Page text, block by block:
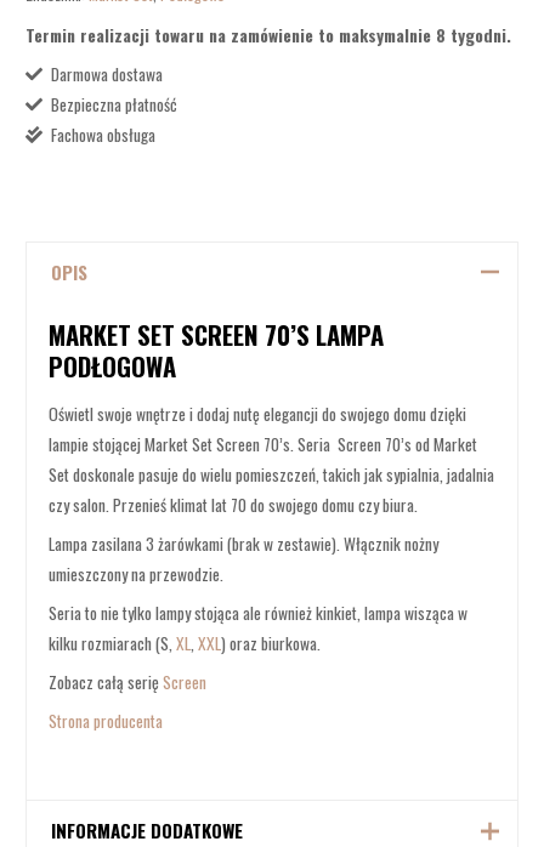
Termin realizacji towaru na zamówienie to maksymalnie 8 tygodni.
Darmowa dostawa
Bezpieczna płatność
Fachowa obsługa
OPIS
MARKET SET SCREEN 70’S LAMPA
PODŁOGOWA
Oświetl swoje wnętrze i dodaj nutę elegancji do swojego domu dzięki
lampie stojącej Market Set Screen 70’s. Seria Screen 70’s od Market
Set doskonale pasuje do wielu pomieszczeń, takich jak sypialnia, jadalnia
czy salon. Przenieś klimat lat 70 do swojego domu czy biura.
Lampa zasilana 3 żarówkami (brak w zestawie). Włącznik nożny
umieszczony na przewodzie.
Seria to nie tylko lampy stojąca ale również kinkiet, lampa wisząca w
kilku rozmiarach (S, XL XXL) oraz biurkowa.
Zobacz całą serięScreen
Strona producenta
INFORMACJE DODATKOWE